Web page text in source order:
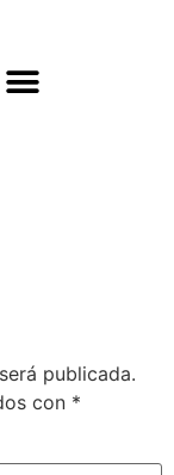
publicada.
con *